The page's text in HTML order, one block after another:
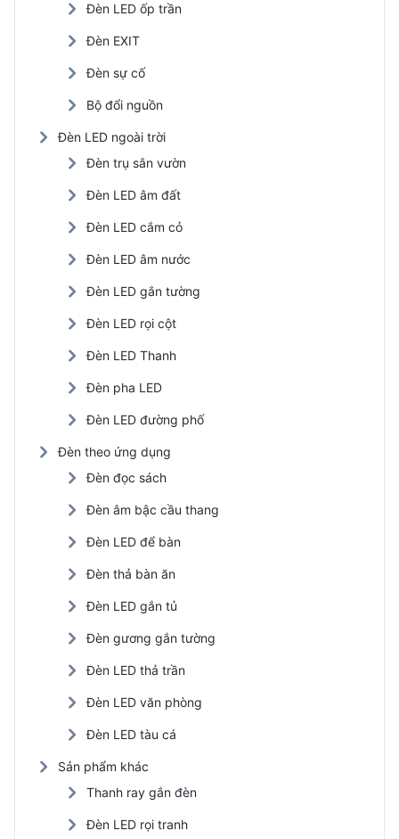
Đèn LED ốp trần
Đèn EXIT
Đèn sự cố
Bộ đổi nguồn
Đèn LED ngoài trời
Đèn trụ sân vườn
Đèn LED âm đất
Đèn LED cắm cỏ
Đèn LED âm nước
Đèn LED gắn tường
Đèn LED rọi cột
Đèn LED Thanh
Đèn pha LED
Đèn LED đường phố
Đèn theo ứng dụng
Đèn đọc sách
Đèn âm bậc cầu thang
Đèn LED để bàn
Đèn thả bàn ăn
Đèn LED gắn tủ
Đèn gương gắn tường
Đèn LED thả trần
Đèn LED văn phòng
Đèn LED tàu cá
Sản phẩm khác
Thanh ray gắn đèn
Đèn LED rọi tranh